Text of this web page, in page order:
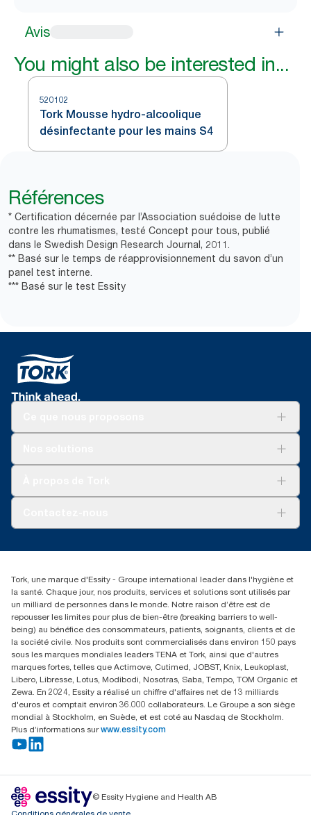
Avis
You might also be interested in...
520102
Tork Mousse hydro-alcoolique
désinfectante pour les mains S4
Références
* Certification décernée par l’Association suédoise de lutte
contre les rhumatismes, testé Concept pour tous, publié
dans le Swedish Design Research Journal, 2011.
** Basé sur le temps de réapprovisionnement du savon d’un
panel test interne.
*** Basé sur le test Essity
Réclamation pour distributeurs
02 766 05 30
Essity Belgium NV
Berkenlaan 8B
1831 MACHELEN
Tork, une marque d'Essity - Groupe international leader dans l'hygiène et
la santé. Chaque jour, nos produits, services et solutions sont utilisés par
un milliard de personnes dans le monde. Notre raison d’être est de
repousser les limites pour plus de bien-être (breaking barriers to well-
being) au bénéfice des consommateurs, patients, soignants, clients et de
la société civile. Nos produits sont commercialisés dans environ 150 pays
sous les marques mondiales leaders TENA et Tork, ainsi que d'autres
marques fortes, telles que Actimove, Cutimed, JOBST, Knix, Leukoplast,
Libero, Libresse, Lotus, Modibodi, Nosotras, Saba, Tempo, TOM Organic et
Zewa. En 2024, Essity a réalisé un chiffre d'affaires net de 13 milliards
d'euros et comptait environ 36.000 collaborateurs. Le Groupe a son siège
mondial à Stockholm, en Suède, et est coté au Nasdaq de Stockholm.
Plus d’informations sur www.essity.com
© Essity Hygiene and Health AB